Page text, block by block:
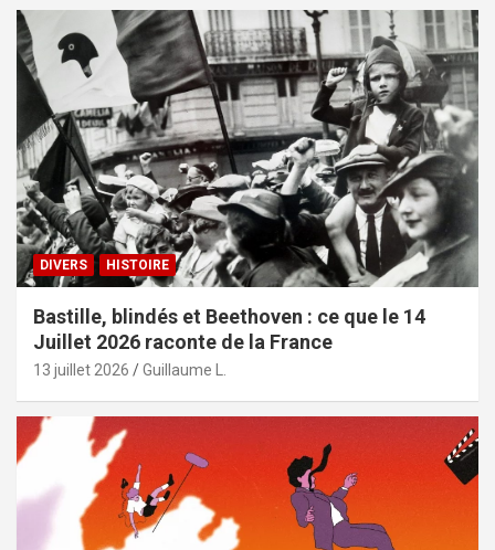
DIVERS HISTOIRE
Bastille, blindés et Beethoven : ce que le 14
Juillet 2026 raconte de la France
13 juillet 2026 Guillaume L.